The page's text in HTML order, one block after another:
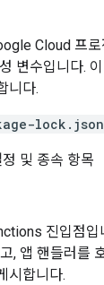
Cloud 프
변수입니다.
니다.
lock.json
및 종속 항목
진입점입
, 앱 핸들러를
시합니다.